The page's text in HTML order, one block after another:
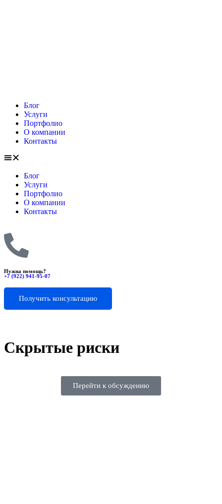
Блог
Услуги
Портфолио
О компании
Контакты
Блог
Услуги
Портфолио
О компании
Контакты
Нужна помощь?
+7 (922) 941-95-07
Получить консультацию
Скрытые риски
Перейти к обсуждению